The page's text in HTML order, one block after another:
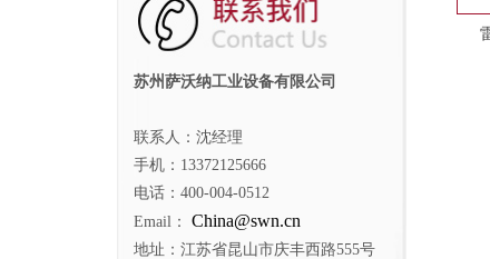
苏州萨沃纳工业设备有限公司
联系人：沈经理
手机：13372125666
电话：400-004-0512
Email：
China@swn.cn
地址：江苏省昆山市庆丰西路555号